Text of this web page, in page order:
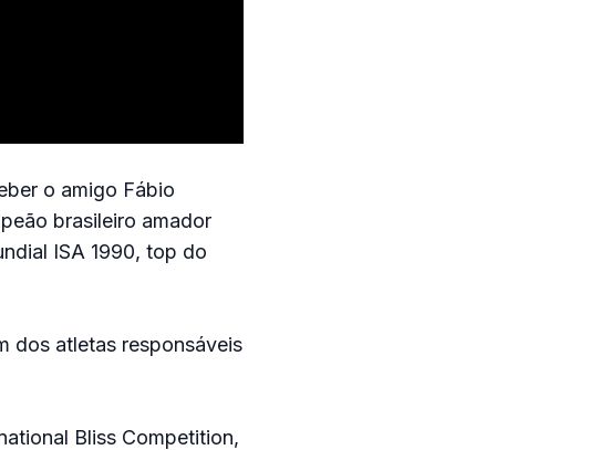
o amigo Fábio
brasileiro amador
ISA 1990, top do
dos atletas responsáveis
Bliss Competition,